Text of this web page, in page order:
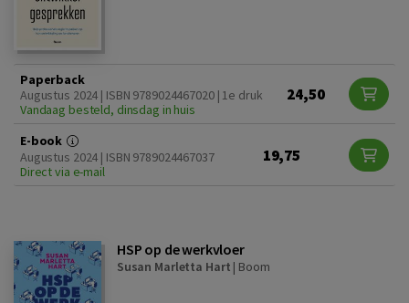
Paperback
Augustus 2024 | ISBN 9789024467020 | 1e druk
Vandaag besteld, dinsdag in huis
24,50
E-book
Augustus 2024 | ISBN 9789024467037
Direct via e-mail
19,75
HSP op de werkvloer
Susan Marletta Hart | Boom